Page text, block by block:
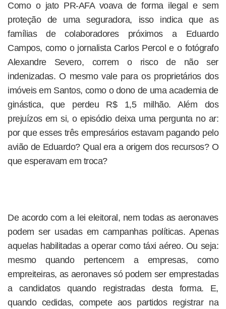
Como o jato PR-AFA voava de forma ilegal e sem
proteção de uma seguradora, isso indica que as
famílias de colaboradores próximos a Eduardo
Campos, como o jornalista Carlos Percol e o fotógrafo
Alexandre Severo, correm o risco de não ser
indenizadas. O mesmo vale para os proprietários dos
imóveis em Santos, como o dono de uma academia de
ginástica, que perdeu R$ 1,5 milhão. Além dos
prejuízos em si, o episódio deixa uma pergunta no ar:
por que esses três empresários estavam pagando pelo
avião de Eduardo? Qual era a origem dos recursos? O
que esperavam em troca?
De acordo com a lei eleitoral, nem todas as aeronaves
podem ser usadas em campanhas políticas. Apenas
aquelas habilitadas a operar como táxi aéreo. Ou seja:
mesmo quando pertencem a empresas, como
empreiteiras, as aeronaves só podem ser emprestadas
a candidatos quando registradas desta forma. E,
quando cedidas, compete aos partidos registrar na